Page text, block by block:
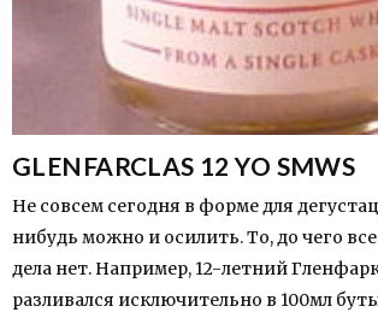
GLENFARCLAS 12 YO SMWS
Не совсем сегодня в форме для
нибудь можно и осилить. То, до чего
дела нет. Например, 12-летний
разливался исключительно в 100мл